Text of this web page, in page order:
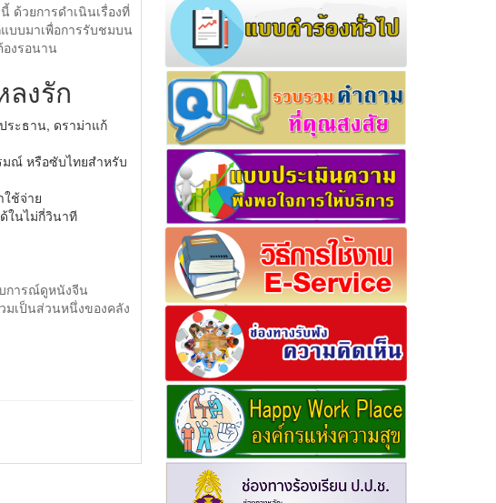
ด้วยการดำเนินเรื่องที่
บบมาเพื่อการรับชมบน
องรอนาน
งรัก
ระธาน, ดราม่าแก้
ณ์ หรือซับไทยสำหรับ
ช้จ่าย
ในไม่กี่วินาที
การณ์ดูหนังจีน
มเป็นส่วนหนึ่งของคลัง